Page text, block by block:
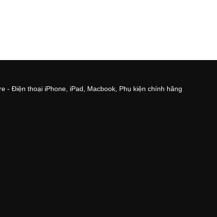
- Điện thoại iPhone, iPad, Macbook, Phụ kiện chính hãng